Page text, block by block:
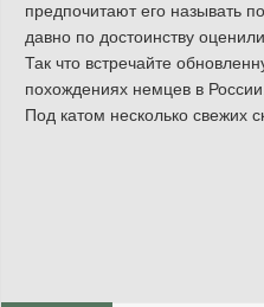
предпочитают его называть
давно по достоинству
Так что встречайте
похождениях немцев в
Под катом несколько свежих